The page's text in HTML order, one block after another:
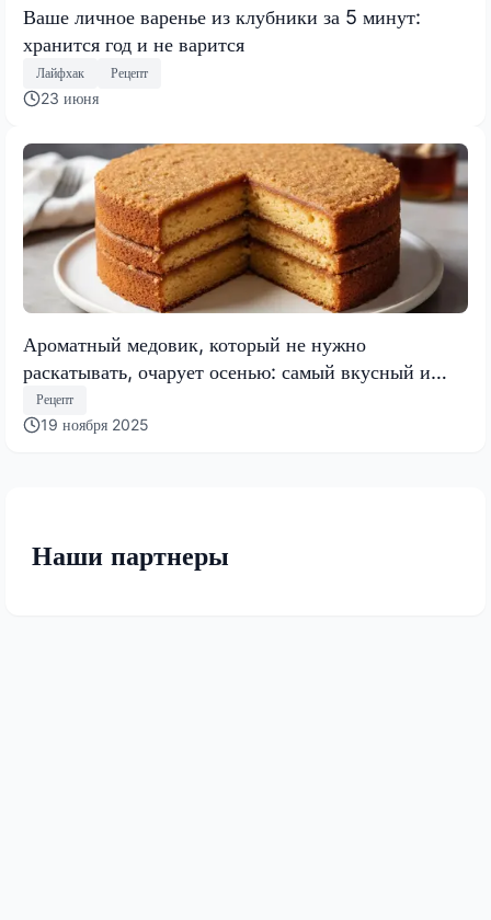
Ваше личное варенье из клубники за 5 минут:
хранится год и не варится
Лайфхак Рецепт
23 июня
Ароматный медовик, который не нужно
раскатывать, очарует осенью: самый вкусный и
быстрый торт 2025 года
Рецепт
19 ноября 2025
Наши партнеры